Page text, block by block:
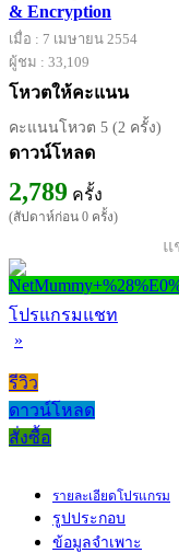
& Encryption
เมื่อ : 7 เมษายน 2554
ผู้ชม : 33,109
โหวตให้คะแนน
คะแนนโหวต 5 (2 ครั้ง)
ดาวน์โหลด
2,789 ครั้ง
(สัปดาห์ก่อน 0 ครั้ง)
แ
โปรแกรมแชท
»
รีวิว
ดาวน์โหลด
สั่งซื้อ
รายละเอียดโปรแกรม
รูปประกอบ
ข้อมูลจำเพาะ